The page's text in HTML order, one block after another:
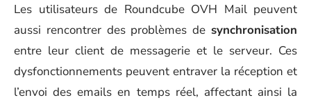
Les utilisateurs de Roundcube OVH Mail peuvent
aussi rencontrer des problèmes de synchronisation
entre leur client de messagerie et le serveur. Ces
dysfonctionnements peuvent entraver la réception et
l’envoi des emails en temps réel, affectant ainsi la